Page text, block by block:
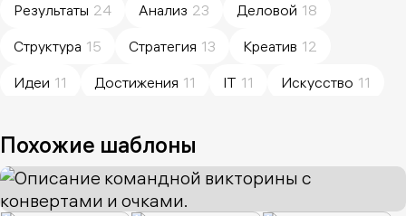
Результаты 24 Анализ 23 Деловой 18
Структура 15 Стратегия 13 Креатив 12
Идеи 11 Достижения 11 IT 11 Искусство 11
Визуализация 10 Команда
Сторителлинг Разработка
Похожие шаблоны